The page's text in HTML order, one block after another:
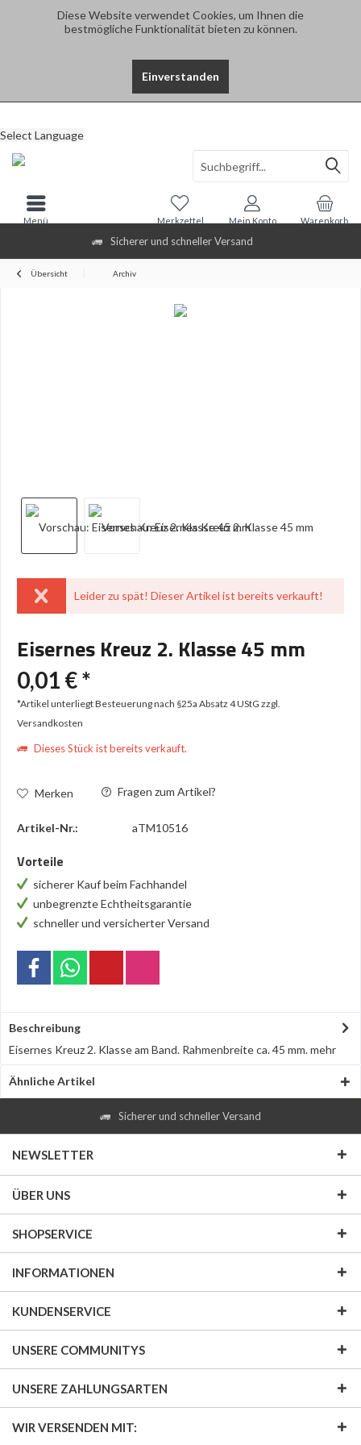
Diese Website verwendet Cookies, um Ihnen die
bestmögliche Funktionalität bieten zu können.
Einverstanden
Sicherer und schneller Versand
Select Language
Warenkorb
Merkzettel Mein Konto
Menü
Übersicht Archiv
Leider zu spät! Dieser Artikel ist bereits verkauft!
Eisernes Kreuz 2. Klasse 45 mm
0,01 € *
*Artikel unterliegt Besteuerung nach §25a Absatz 4 UStG zzgl.
Versandkosten
Dieses Stück ist bereits verkauft.
Merken Fragen zum Artikel?
Artikel-Nr.: aTM10516
Vorteile
sicherer Kauf beim Fachhandel
unbegrenzte Echtheitsgarantie
schneller und versicherter Versand
Beschreibung
Eisernes Kreuz 2. Klasse am Band. Rahmenbreite ca. 45 mm.mehr
Ähnliche Artikel
Sicherer und schneller Versand
NEWSLETTER
ÜBER UNS
SHOPSERVICE
INFORMATIONEN
KUNDENSERVICE
UNSERE COMMUNITYS
UNSERE ZAHLUNGSARTEN
WIR VERSENDEN MIT: